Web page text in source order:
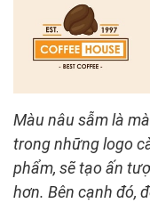
Màu nâu sẫm là
trong những logo
phẩm, sẽ tạo ấn
hơn. Bên cạnh đó,